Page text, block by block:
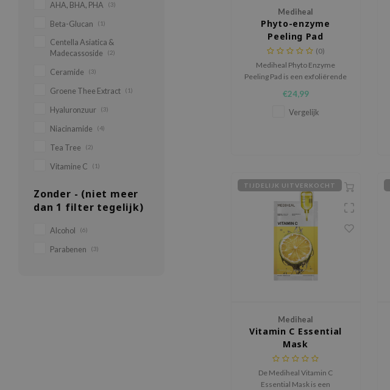
AHA, BHA, PHA (3)
Beta-Glucan (1)
Centella Asiatica &
Madecassoside
(2)
Ceramide (3)
Groene Thee Extract (1)
Hyaluronzuur (3)
Niacinamide (4)
Tea Tree (2)
Vitamine C (1)
Zonder - (niet meer
dan 1 filter tegelijk)
Alcohol (6)
Parabenen (3)
Mediheal
Phyto-enzyme
Peeling Pad
(0)
Mediheal Phyto Enzyme
Peeling Pad is een exfoliërende
zichtbare poriën, overtollig talg,
onzuiverheden en een ruwe
€24,99
Vergelijk
TIJDELIJK UITVERKOCHT
Mediheal
Vitamin C Essential
Mask
De Mediheal Vitamin C
Essential Mask is een